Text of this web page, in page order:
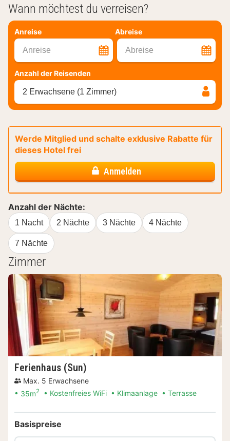
Wann möchtest du verreisen?
Anreise Abreise
Anreise Abreise
Anzahl der Reisenden
2 Erwachsene (1 Zimmer)
Werde Mitglied und schalte exklusive Rabatte für
dieses Hotel frei
Anmelden
Anzahl der Nächte:
1 Nacht 2 Nächte 3 Nächte 4 Nächte
7 Nächte
Zimmer
Ferienhaus (Sun)
Max. 5 Erwachsene
35m2 Kostenfreies WiFi Klimaanlage Terrasse
Basispreise